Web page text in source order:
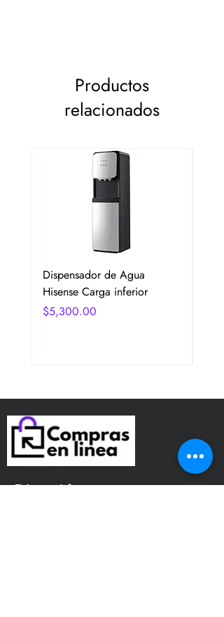
Productos
relacionados
Dispensador de Agua
Hisense Carga inferior
Precio
$5,300.00
Dirección